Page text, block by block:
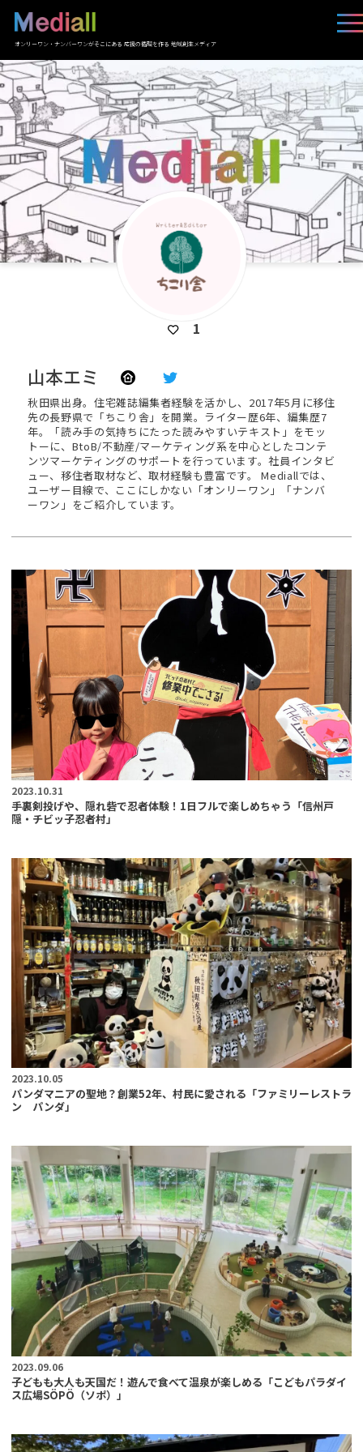
オンリーワン・ナンバーワンがそこにある 応援の循環を作る 地域創生メディア
1
山本エミ
秋田県出身。住宅雑誌編集者経験を活かし、2017年5月に移住
先の長野県で「ちこり舎」を開業。ライター歴6年、編集歴7
年。「読み手の気持ちにたった読みやすいテキスト」をモッ
トーに、BtoB/不動産/マーケティング系を中心としたコンテ
ンツマーケティングのサポートを行っています。社員インタビ
ュー、移住者取材など、取材経験も豊富です。 Mediallでは、
ユーザー目線で、ここにしかない「オンリーワン」「ナンバ
ーワン」をご紹介しています。
2023.10.31
手裏剣投げや、隠れ砦で忍者体験！1日フルで楽しめちゃう「信州戸
隠・チビッ子忍者村」
2023.10.05
パンダマニアの聖地？創業52年、村民に愛される「ファミリーレストラ
ン パンダ」
2023.09.06
子どもも大人も天国だ！遊んで食べて温泉が楽しめる「こどもパラダイ
ス広場SÖPÖ（ソポ）」